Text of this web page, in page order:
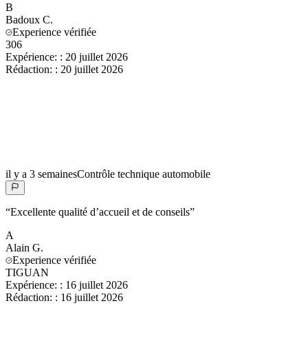
B
Badoux C.
Experience vérifiée
306
Expérience: : 20 juillet 2026
Rédaction: : 20 juillet 2026
il y a 3 semainesContrôle technique automobile
“Excellente qualité d’accueil et de conseils”
A
Alain G.
Experience vérifiée
TIGUAN
Expérience: : 16 juillet 2026
Rédaction: : 16 juillet 2026